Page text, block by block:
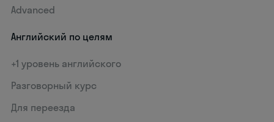
Advanced
Английский по целям
+1 уровень английского
Разговорный курс
Для переезда